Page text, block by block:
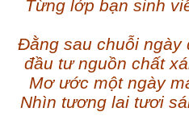
Từng lớp bạn sinh
Đằng sau chuỗi ngày
đầu tư nguồn chất
Mơ ước một ngày
Nhìn tương lai tươi